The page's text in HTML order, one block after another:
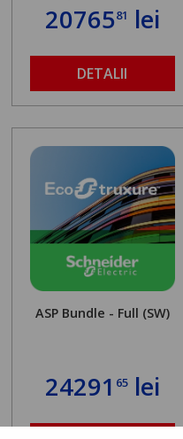
2076581 lei
DETALII
ASP Bundle - Full (SW)
24291 65lei